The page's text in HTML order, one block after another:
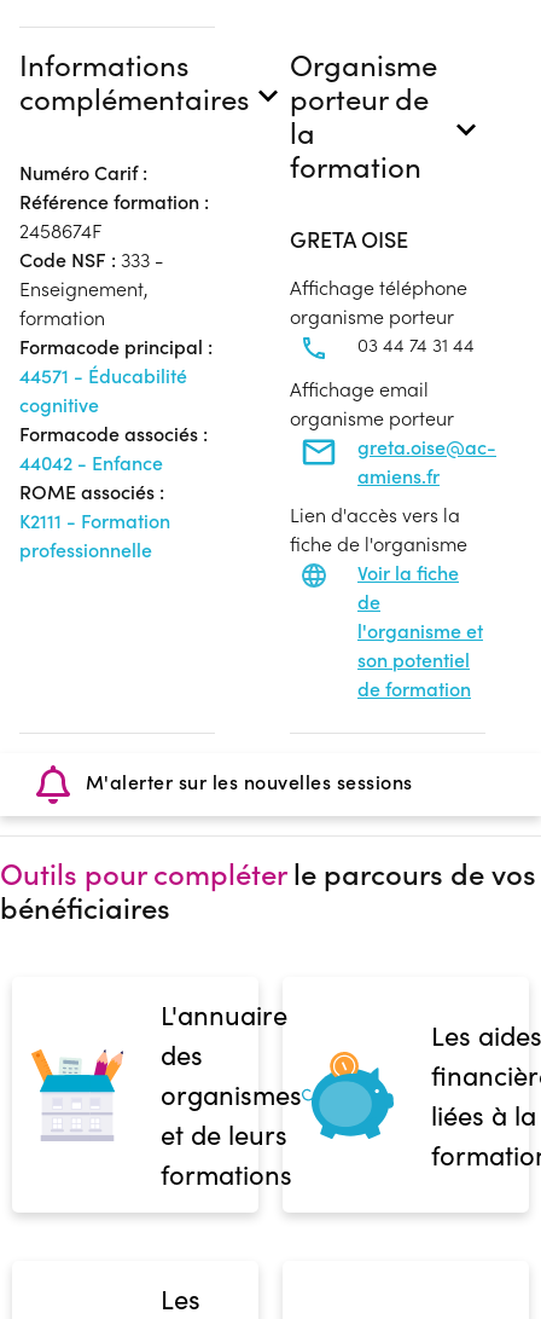
Informations
complémentaires
Numéro Carif :
Référence formation :
2458674F
Code NSF : 333 -
Enseignement,
formation
Formacode principal :
44571 - Éducabilité
cognitive
Formacode associés :
44042 - Enfance
ROME associés :
K2111 - Formation
professionnelle
Organisme
porteur de
la
formation
GRETA OISE
Affichage téléphone
organisme porteur
03 44 74 31 44
Affichage email
organisme porteur
greta.oise@ac-
amiens.fr
Lien d'accès vers la
fiche de l'organisme
Voir la fiche
de
l'organisme et
son potentiel
de formation
M'alerter sur les nouvelles sessions
Outils pour compléterle parcours de vos
bénéficiaires
L'annuaire
des
organismes
et de leurs
formations
Les aides
liées à la
Les